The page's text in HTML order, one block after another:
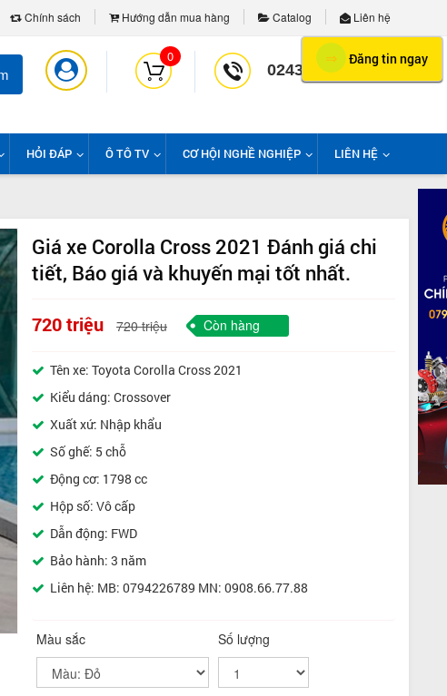
Chính sách Hướng dẫn mua hàng Catalog Liên hệ
0
02439958139
⇒ Đăng tin ngay
HỎI ĐÁP Ô TÔ TV CƠ HỘI NGHỀ NGHIỆP LIÊN HỆ
Giá xe Corolla Cross 2021 Đánh giá chi
tiết, Báo giá và khuyến mại tốt nhất.
720 triệu 720 triệu Còn hàng
Tên xe: Toyota Corolla Cross 2021
Kiểu dáng: Crossover
Xuất xứ: Nhập khẩu
Số ghế: 5 chỗ
Động cơ: 1798 cc
Hộp số: Vô cấp
Dẫn động: FWD
Bảo hành: 3 năm
Liên hệ: MB: 0794226789 MN: 0908.66.77.88
Màu sắc Số lượng